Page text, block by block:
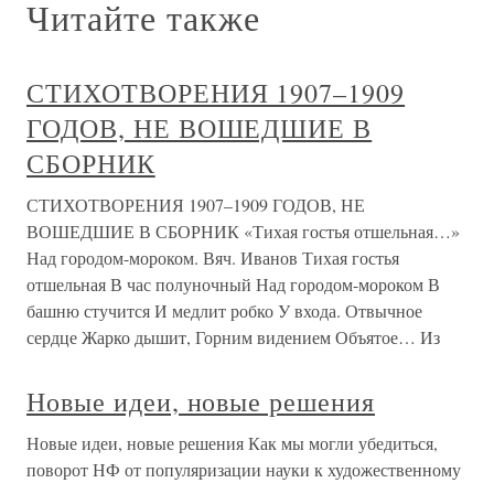
Читайте также
СТИХОТВОРЕНИЯ 1907–1909
ГОДОВ, НЕ ВОШЕДШИЕ В
СБОРНИК
СТИХОТВОРЕНИЯ 1907–1909 ГОДОВ, НЕ
ВОШЕДШИЕ В СБОРНИК «Тихая гостья отшельная…»
Над городом-мороком. Вяч. Иванов Тихая гостья
отшельная В час полуночный Над городом-мороком В
башню стучится И медлит робко У входа. Отвычное
сердце Жарко дышит, Горним видением Объятое… Из
Новые идеи, новые решения
Новые идеи, новые решения Как мы могли убедиться,
поворот НФ от популяризации науки к художественному